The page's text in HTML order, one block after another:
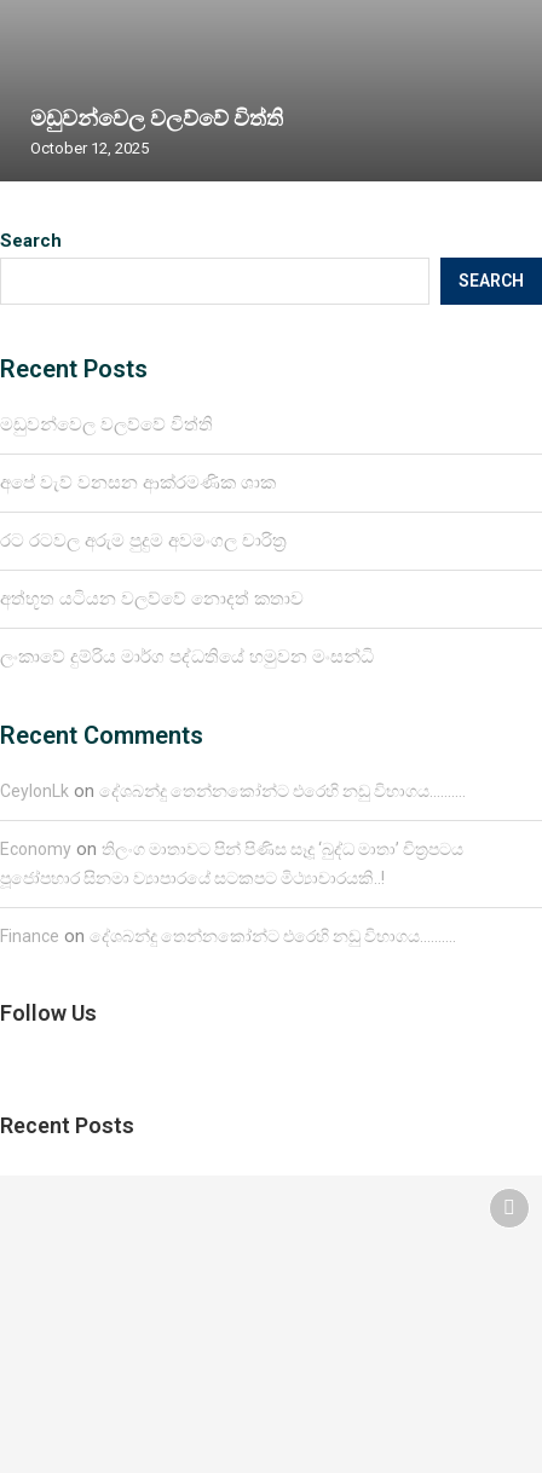
Search
SEARCH
Recent Posts
මඩුවන්වෙල වලව්වේ විත්ති
අපේ වැව් වනසන ආක්රමණික ශාක
රට රටවල අරුම පුදුම අවමංගල චාරිත්‍ර
අත්භූත යටියන වලව්වේ නොදත් කතාව
ලංකාවේ දුම්රිය මාර්ග පද්ධතියේ හමුවන මංසන්ධි
Recent Comments
CeylonLk on දේශබන්දු තෙන්නකෝන්ට එරෙහි නඩු විභාගය……….
Economy on තිලංග මාතාවට පින් පිණිස සෑදූ ‘බුද්ධ මාතා’ චිත්‍රපටය
පූජෝපහාර සිනමා ව්‍යාපාරයේ සටකපට මිථ්‍යාචාරයකි..!
Finance on දේශබන්දු තෙන්නකෝන්ට එරෙහි නඩු විභාගය……….
Follow Us
Recent Posts
මඩුවන්වෙල වලව්වේ විත්ති
October 12, 2025